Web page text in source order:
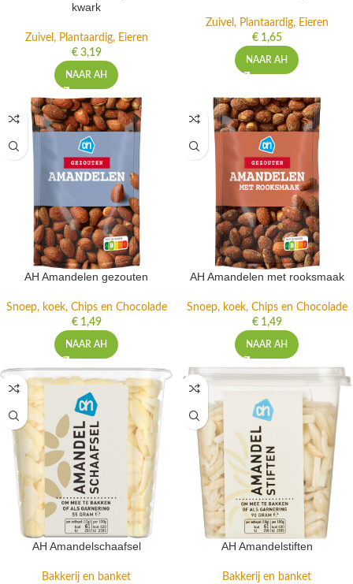
kwark
Zuivel, Plantaardig, Eieren
€3,19
NAAR AH
Zuivel, Plantaardig, Eieren
€1,65
NAAR AH
AH Amandelen gezouten
Snoep, koek, Chips en Chocolade
€1,49
NAAR AH
AH Amandelen met rooksmaak
Snoep, koek, Chips en Chocolade
€1,49
NAAR AH
AH Amandelschaafsel
Bakkerij en banket
AH Amandelstiften
Bakkerij en banket